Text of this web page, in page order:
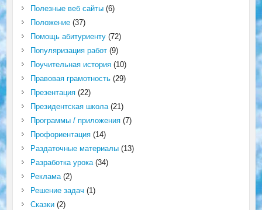
Полезные веб сайты(6)
Положение(37)
Помощь абитуриенту(72)
Популяризация работ(9)
Поучительная история(10)
Правовая грамотность(29)
Презентация(22)
Президентская школа(21)
Программы / приложения(7)
Профориентация(14)
Раздаточные материалы(13)
Разработка урока(34)
Реклама(2)
Решение задач (1)
Сказки(2)